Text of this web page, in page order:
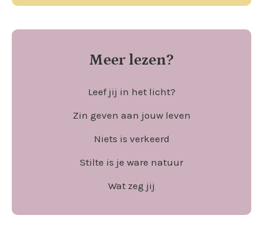
Meer lezen?
Leef jij in het licht?
Zin geven aan jouw leven
Niets is verkeerd
Stilte is je ware natuur
Wat zeg jij